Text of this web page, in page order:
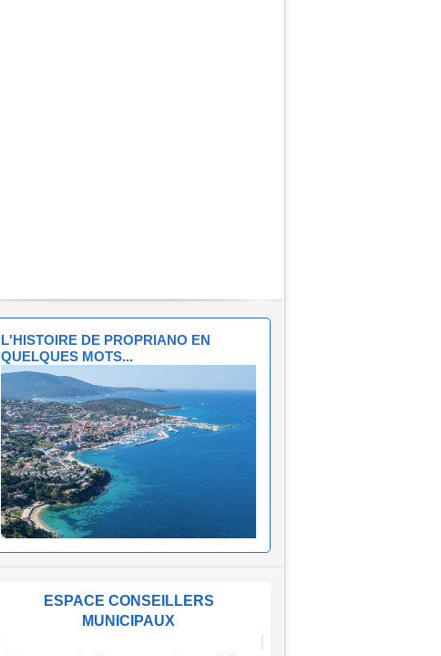
L'HISTOIRE DE PROPRIANO EN
QUELQUES MOTS...
ESPACE CONSEILLERS
MUNICIPAUX